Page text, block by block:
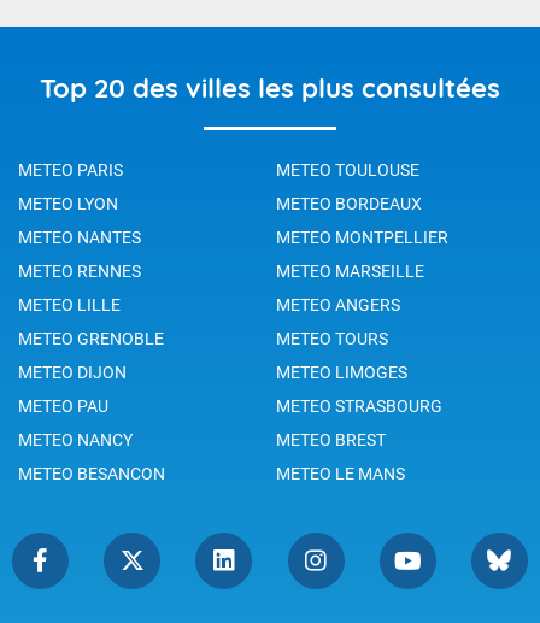
Top 20 des villes les plus consultées
METEO PARIS
METEO TOULOUSE
METEO LYON
METEO BORDEAUX
METEO NANTES
METEO MONTPELLIER
METEO RENNES
METEO MARSEILLE
METEO LILLE
METEO ANGERS
METEO GRENOBLE
METEO TOURS
METEO DIJON
METEO LIMOGES
METEO PAU
METEO STRASBOURG
METEO NANCY
METEO BREST
METEO BESANCON
METEO LE MANS